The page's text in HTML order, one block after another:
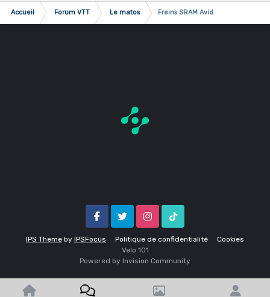
Accueil Forum VTT Le matos Freins SRAM Avid
IPS Theme by IPSFocus Politique de confidentialité Cookies
FacebookTwitter InstagramTik Tok
Velo 1O1
Powered by Invision Community